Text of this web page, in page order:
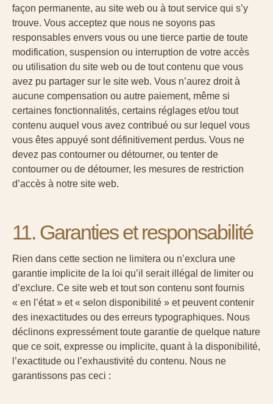
façon permanente, au site web ou à tout service qui s’y
trouve. Vous acceptez que nous ne soyons pas
responsables envers vous ou une tierce partie de toute
modification, suspension ou interruption de votre accès
ou utilisation du site web ou de tout contenu que vous
avez pu partager sur le site web. Vous n’aurez droit à
aucune compensation ou autre paiement, même si
certaines fonctionnalités, certains réglages et/ou tout
contenu auquel vous avez contribué ou sur lequel vous
vous êtes appuyé sont définitivement perdus. Vous ne
devez pas contourner ou détourner, ou tenter de
contourner ou de détourner, les mesures de restriction
d’accès à notre site web.
11. Garanties et responsabilité
Rien dans cette section ne limitera ou n’exclura une
garantie implicite de la loi qu’il serait illégal de limiter ou
d’exclure. Ce site web et tout son contenu sont fournis
« en l’état » et « selon disponibilité » et peuvent contenir
des inexactitudes ou des erreurs typographiques. Nous
déclinons expressément toute garantie de quelque nature
que ce soit, expresse ou implicite, quant à la disponibilité,
l’exactitude ou l’exhaustivité du contenu. Nous ne
garantissons pas ceci :